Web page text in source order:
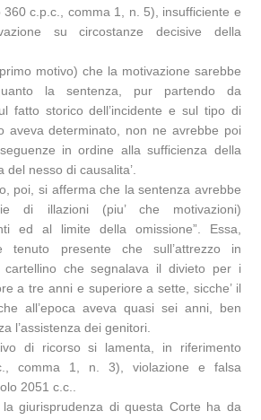
360 c.p.c., comma 1, n. 5), insufficiente e
su circostanze decisive della
motivo) che la motivazione sarebbe
la sentenza, pur partendo da
fatto storico dell’incidente e sul tipo di
aveva determinato, non ne avrebbe poi
in ordine alla sufficienza della
del nesso di causalita’.
poi, si afferma che la sentenza avrebbe
di illazioni (piu’ che motivazioni)
ed al limite della omissione”. Essa,
tenuto presente che sull’attrezzo in
che segnalava il divieto per i
a tre anni e superiore a sette, sicche’ il
all’epoca aveva quasi sei anni, ben
l’assistenza dei genitori.
di ricorso si lamenta, in riferimento
comma 1, n. 3), violazione e falsa
2051 c.c..
giurisprudenza di questa Corte ha da